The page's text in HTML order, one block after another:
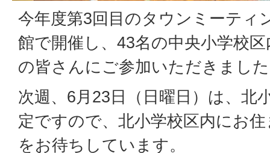
今年度第3回目のタウンミーティ
館で開催し、43名の中央小学校
の皆さんにご参加いただきまし
次週、6月23日（日曜日）は、北
定ですので、北小学校区内にお
をお待ちしています。